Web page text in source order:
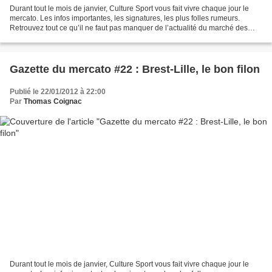
Durant tout le mois de janvier, Culture Sport vous fait vivre chaque jour le
mercato. Les infos importantes, les signatures, les plus folles rumeurs.
Retrouvez tout ce qu’il ne faut pas manquer de l’actualité du marché des
Gazette du mercato #22 : Brest-Lille, le bon filon
Publié le 22/01/2012 à 22:00
Par Thomas Coignac
Durant tout le mois de janvier, Culture Sport vous fait vivre chaque jour le